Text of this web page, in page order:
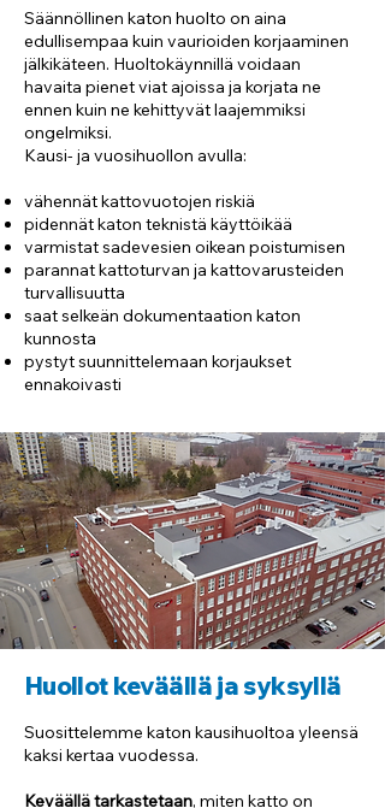
Säännöllinen katon huolto on aina
edullisempaa kuin vaurioiden korjaaminen
jälkikäteen. Huoltokäynnillä voidaan
havaita pienet viat ajoissa ja korjata ne
ennen kuin ne kehittyvät laajemmiksi
ongelmiksi.
Kausi- ja vuosihuollon avulla:
vähennät kattovuotojen riskiä
pidennät katon teknistä käyttöikää
varmistat sadevesien oikean poistumisen
parannat kattoturvan ja kattovarusteiden
turvallisuutta
saat selkeän dokumentaation katon
kunnosta
pystyt suunnittelemaan korjaukset
ennakoivasti
Huollot keväällä ja syksyllä
Suosittelemme katon kausihuoltoa yleensä
kaksi kertaa vuodessa.
Keväällä tarkastetaan, miten katto on